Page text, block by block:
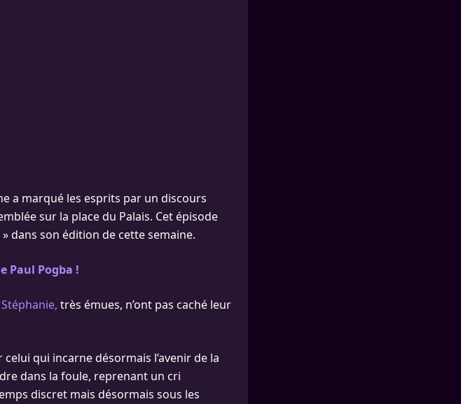
a marqué les esprits par un discours
sur la place du Palais. Cet épisode
dans son édition de cette semaine.
Paul Pogba !
très émues, n’ont pas caché leur
qui incarne désormais l’avenir de la
dans la foule, reprenant un cri
discret mais désormais sous les